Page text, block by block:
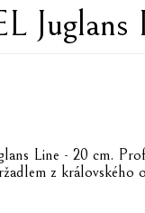
Juglans
Line - 20 cm.
z